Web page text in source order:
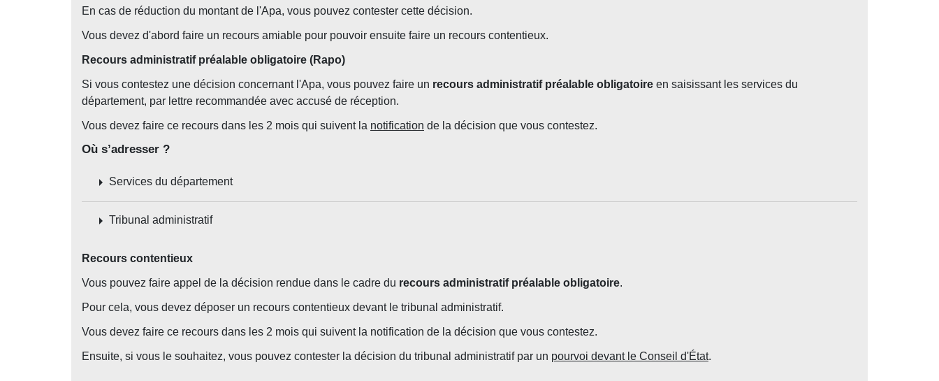
En cas de réduction du montant de l'Apa, vous pouvez contester cette décision.
Vous devez d'abord faire un recours amiable pour pouvoir ensuite faire un recours contentieux.
Recours administratif préalable obligatoire (Rapo)
Si vous contestez une décision concernant l'Apa, vous pouvez faire un recours administratif préalable obligatoire en saisissant les services du
département, par lettre recommandée avec accusé de réception.
Vous devez faire ce recours dans les 2 mois qui suivent la notification de la décision que vous contestez.
Où s’adresser ?
arrow_right Services du département
arrow_right Tribunal administratif
Recours contentieux
Vous pouvez faire appel de la décision rendue dans le cadre du recours administratif préalable obligatoire.
Pour cela, vous devez déposer un recours contentieux devant le tribunal administratif.
Vous devez faire ce recours dans les 2 mois qui suivent la notification de la décision que vous contestez.
Ensuite, si vous le souhaitez, vous pouvez contester la décision du tribunal administratif par un pourvoi devant le Conseil d'État.